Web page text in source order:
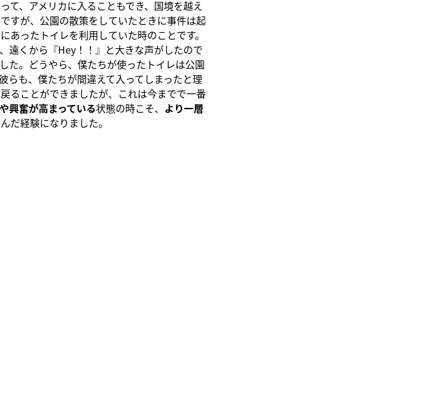
て、アメリカに入ることもでき、国境を越え
すが、公園の散策をしていたときに事件は起
あったトイレを利用していた時のことです。
遠くから『Hey！！』と大きな声がしたので
た。どうやら、僕たちが使ったトイレは公園
らも、僕たちが間違えて入ってしまったと理
ることができましたが、これは今までで一番
興奮が高まっている状態の時こそ、 より一層
んだ経験になりました。